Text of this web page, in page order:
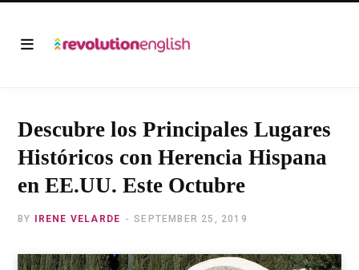
Descubre los Principales Lugares
Históricos con Herencia Hispana
en EE.UU. Este Octubre
BY IRENE VELARDE SEPTEMBER 25, 2019